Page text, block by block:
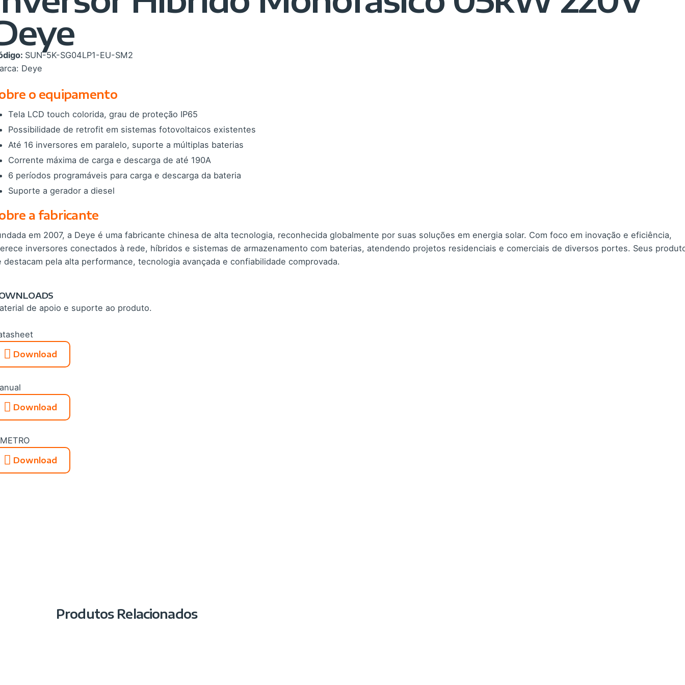
SUN-5K-SG04LP1-EU-SM2
Deye
o equipamento
Tela LCD touch colorida, grau de proteção IP65
Possibilidade de retrofit em sistemas fotovoltaicos existentes
Até 16 inversores em paralelo, suporte a múltiplas baterias
Corrente máxima de carga e descarga de até 190A
6 períodos programáveis para carga e descarga da bateria
Suporte a gerador a diesel
a fabricante
em 2007, a Deye é uma fabricante chinesa de alta tecnologia, reconhecida globalmente por suas soluções em energia solar. Com foco em inovação e eficiência,
inversores conectados à rede, híbridos e sistemas de armazenamento com baterias, atendendo projetos residenciais e comerciais de diversos portes. Seus
destacam pela alta performance, tecnologia avançada e confiabilidade comprovada.
de apoio e suporte ao produto.
Download
Download
Download
Produtos Relacionados